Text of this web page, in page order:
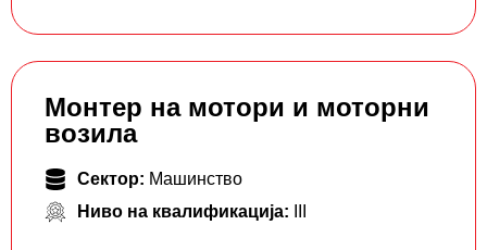
Монтер на мотори и моторни
возила
Сектор: Машинство
Ниво на квалификација: